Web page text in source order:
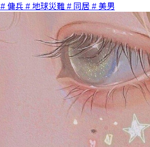
# 傭兵 # 地球災難 # 同居 # 美男